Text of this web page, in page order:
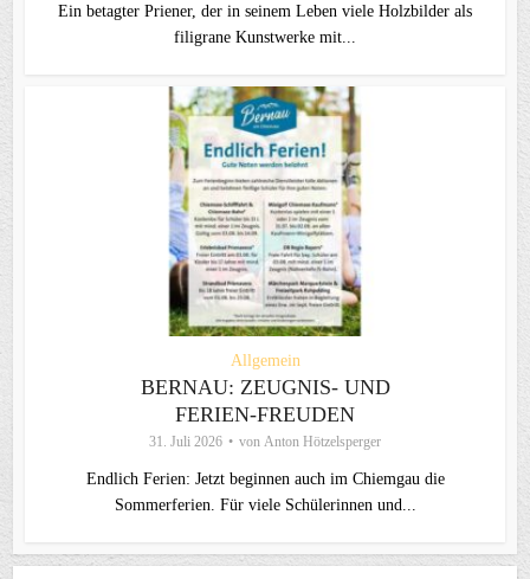
Ein betagter Priener, der in seinem Leben viele Holzbilder als
filigrane Kunstwerke mit...
Allgemein
BERNAU: ZEUGNIS- UND
FERIEN-FREUDEN
31. Juli 2026 von Anton Hötzelsperger
Endlich Ferien: Jetzt beginnen auch im Chiemgau die
Sommerferien. Für viele Schülerinnen und...